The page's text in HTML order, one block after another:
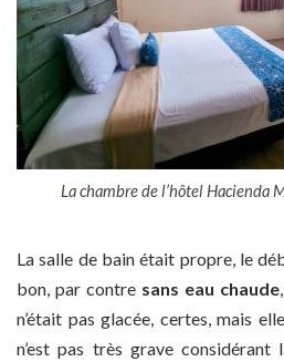
La chambre de l’hôtel Hacienda
La salle de bain était propre, le
bon, par contre sans eau chaude
n’était pas glacée, certes, mais
n’est pas très grave considérant